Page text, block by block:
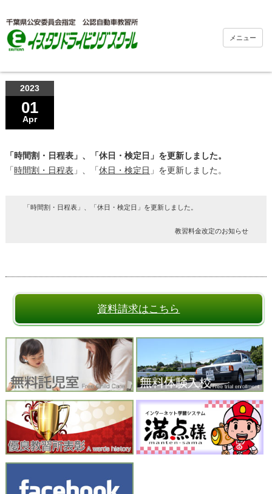
メニュー
2023
01
Apr
「時間割・日程表」、「休日・検定日」を更新しました。
「時間割・日程表 」、「休日・検定日 」を更新しました。
「時間割・日程表」、「休日・検定日」を更新しました。
教習料金改定のお知らせ
資料請求はこちら